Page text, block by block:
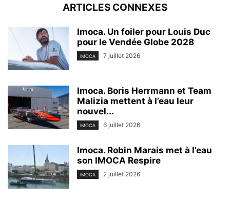
ARTICLES CONNEXES
Imoca. Un foiler pour Louis Duc
pour le Vendée Globe 2028
IMOCA 7 juillet 2026
Imoca. Boris Herrmann et Team
Malizia mettent à l’eau leur
nouvel...
IMOCA 6 juillet 2026
Imoca. Robin Marais met à l’eau
son IMOCA Respire
IMOCA 2 juillet 2026